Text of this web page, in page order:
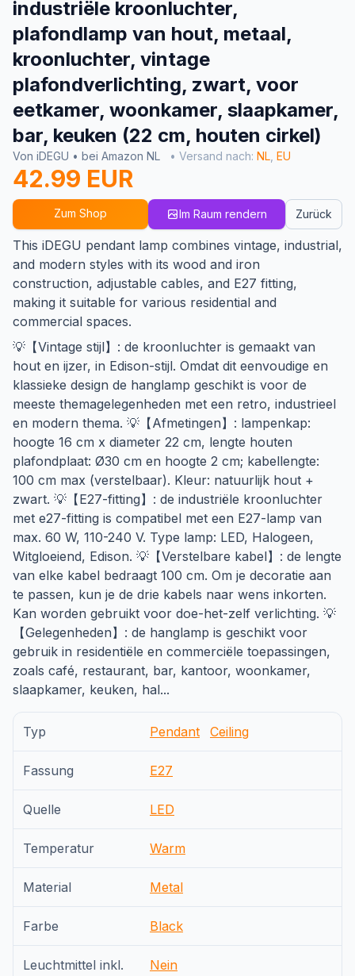
industriële kroonluchter,
plafondlamp van hout, metaal,
kroonluchter, vintage
plafondverlichting, zwart, voor
eetkamer, woonkamer, slaapkamer,
bar, keuken (22 cm, houten cirkel)
Von iDEGU • bei Amazon NL • Versand nach: NL EU
42.99 EUR
Zum Shop Im Raum rendern Zurück
This iDEGU pendant lamp combines vintage, industrial,
and modern styles with its wood and iron
construction, adjustable cables, and E27 fitting,
making it suitable for various residential and
commercial spaces.
💡【Vintage stijl】: de kroonluchter is gemaakt van
hout en ijzer, in Edison-stijl. Omdat dit eenvoudige en
klassieke design de hanglamp geschikt is voor de
meeste themagelegenheden met een retro, industrieel
en modern thema. 💡【Afmetingen】: lampenkap:
hoogte 16 cm x diameter 22 cm, lengte houten
plafondplaat: Ø30 cm en hoogte 2 cm; kabellengte:
100 cm max (verstelbaar). Kleur: natuurlijk hout +
zwart. 💡【E27-fitting】: de industriële kroonluchter
met e27-fitting is compatibel met een E27-lamp van
max. 60 W, 110-240 V. Type lamp: LED, Halogeen,
Witgloeiend, Edison. 💡【Verstelbare kabel】: de lengte
van elke kabel bedraagt 100 cm. Om je decoratie aan
te passen, kun je de drie kabels naar wens inkorten.
Kan worden gebruikt voor doe-het-zelf verlichting. 💡
【Gelegenheden】: de hanglamp is geschikt voor
gebruik in residentiële en commerciële toepassingen,
zoals café, restaurant, bar, kantoor, woonkamer,
slaapkamer, keuken, hal...
Typ Pendant Ceiling
Fassung E27
Quelle LED
Temperatur Warm
Material Metal
Farbe Black
Leuchtmittel inkl. Nein